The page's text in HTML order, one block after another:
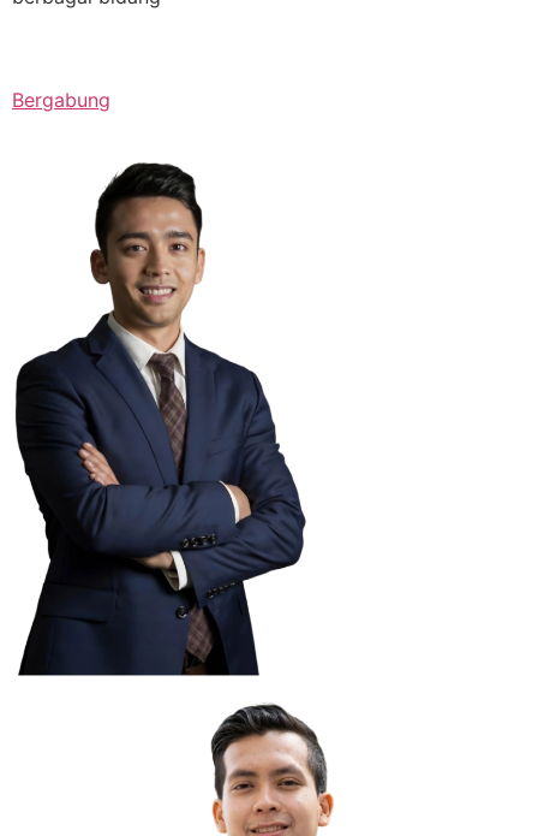
Bergabung